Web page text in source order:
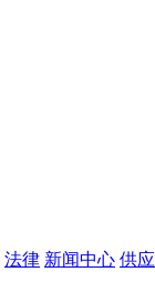
法律 新闻中心 供